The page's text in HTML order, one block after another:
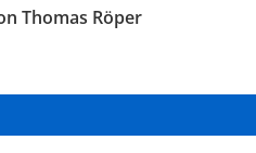
Thomas Röper
KANAL